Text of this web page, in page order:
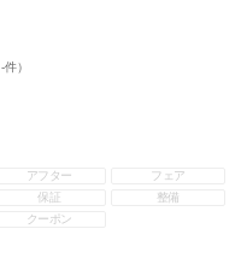
-件）
アフター
フェア
保証
整備
クーポン